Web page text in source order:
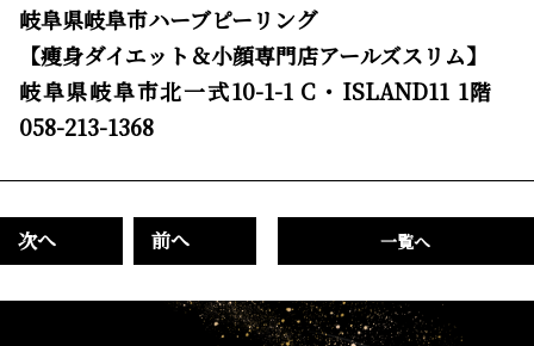
岐阜県岐阜市ハーブピーリング
【痩身ダイエット＆小顔専門店アールズスリム】
岐阜県岐阜市北一式10-1-1 C・ISLAND11 1階
058-213-1368
次へ 前へ 一覧へ